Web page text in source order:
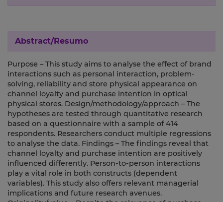
Abstract/Resumo
Purpose – This study aims to analyse the effect of brand
interactions such as personal interaction, problem-
solving, reliability and store physical appearance on
channel loyalty and purchase intention in optical
physical stores. Design/methodology/approach – The
hypotheses are tested through quantitative research
based on a questionnaire with a sample of 414
respondents. Researchers conduct multiple regressions
to analyse the data. Findings – The findings reveal that
channel loyalty and purchase intention are positively
influenced differently. Person-to-person interactions
play a vital role in both constructs (dependent
variables). This study also offers relevant managerial
implications and future research avenues.